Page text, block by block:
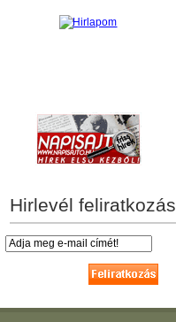
Hirlevél feliratkozás